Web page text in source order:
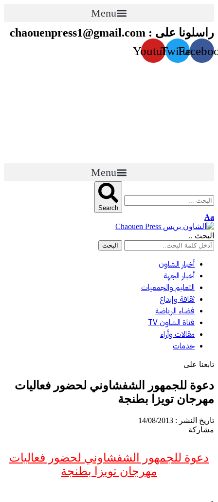
Menu
راسلونا على : chaouenpress1@gmail.com
Twitter
Youtube
Menu
Search
Aa
البحث ..
أخبار الشاون
أخبار الجهة
التعليم والجمعيات
ثقافة وإبداع
فضاء الرياضة
قناة الشاون TV
مقالات وأراء
خدمات
تابعنا على
دعوة للجمهور الشفشاوني لحضور فعاليات
مهرجان تويزا بطنجة
تاريخ النشر : 14/08/2013
مشاركة
دعوة للجمهور الشفشاوني لحضور فعاليات
مهرجان تويزا بطنجة